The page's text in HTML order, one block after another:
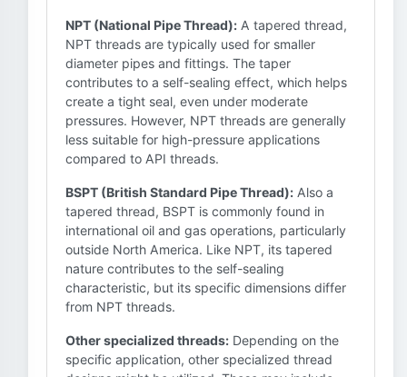
NPT (National Pipe Thread): A tapered thread,
NPT threads are typically used for smaller
diameter pipes and fittings. The taper
contributes to a self-sealing effect, which helps
create a tight seal, even under moderate
pressures. However, NPT threads are generally
less suitable for high-pressure applications
compared to API threads.
BSPT (British Standard Pipe Thread): Also a
tapered thread, BSPT is commonly found in
international oil and gas operations, particularly
outside North America. Like NPT, its tapered
nature contributes to the self-sealing
characteristic, but its specific dimensions differ
from NPT threads.
Other specialized threads: Depending on the
specific application, other specialized thread